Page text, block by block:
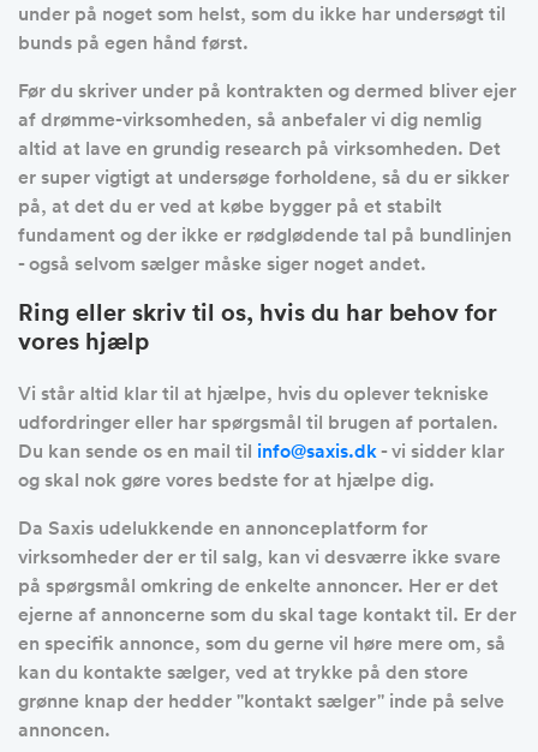
under på noget som helst, som du ikke har undersøgt til
bunds på egen hånd først.
Før du skriver under på kontrakten og dermed bliver ejer
af drømme-virksomheden, så anbefaler vi dig nemlig
altid at lave en grundig research på virksomheden. Det
er super vigtigt at undersøge forholdene, så du er sikker
på, at det du er ved at købe bygger på et stabilt
fundament og der ikke er rødglødende tal på bundlinjen
- også selvom sælger måske siger noget andet.
Ring eller skriv til os, hvis du har behov for
vores hjælp
Vi står altid klar til at hjælpe, hvis du oplever tekniske
udfordringer eller har spørgsmål til brugen af portalen.
Du kan sende os en mail til info@saxis.dk- vi sidder klar
og skal nok gøre vores bedste for at hjælpe dig.
Da Saxis udelukkende en annonceplatform for
virksomheder der er til salg, kan vi desværre ikke svare
på spørgsmål omkring de enkelte annoncer. Her er det
ejerne af annoncerne som du skal tage kontakt til. Er der
en specifik annonce, som du gerne vil høre mere om, så
kan du kontakte sælger, ved at trykke på den store
grønne knap der hedder ''kontakt sælger'' inde på selve
annoncen.